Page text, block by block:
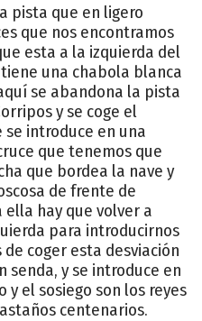
pista que en ligero
que nos encontramos
esta a la izquierda del
una chabola blanca
se abandona la pista
y se coge el
se introduce en una
que tenemos que
que bordea la nave y
de frente de
hay que volver a
para introducirnos
coger esta desviación
senda, y se introduce en
y el sosiego son los reyes
centenarios.